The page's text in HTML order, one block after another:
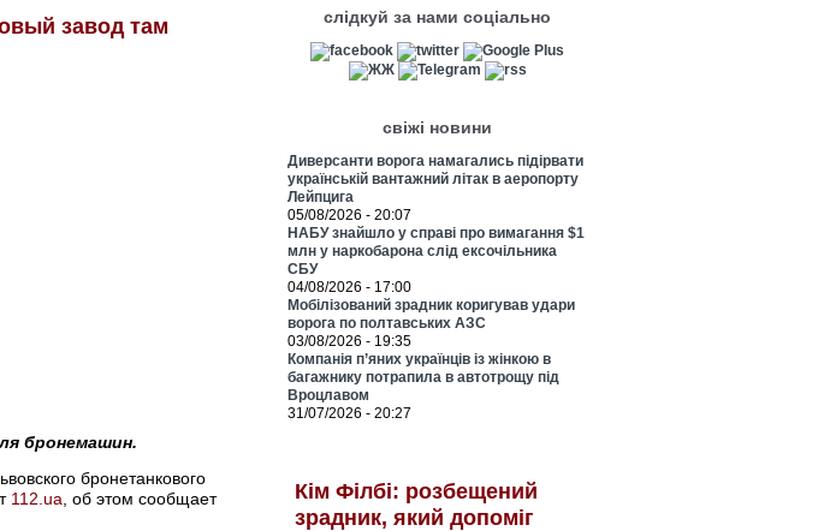
завод там
бронемашин.
бронетанкового
112.ua , об этом сообщает
слідкуй за нами соціально
свіжі новини
Диверсанти ворога намагались підірвати
українській вантажний літак в аеропорту
Лейпцига
05/08/2026 - 20:07
НАБУ знайшло у справі про вимагання $1
млн у наркобарона слід ексочільника
СБУ
04/08/2026 - 17:00
Мобілізований зрадник коригував удари
ворога по полтавських АЗС
03/08/2026 - 19:35
Компанія п’яних українців із жінкою в
багажнику потрапила в автотрощу під
Вроцлавом
31/07/2026 - 20:27
Кім Філбі: розбещений
зрадник, який допоміг